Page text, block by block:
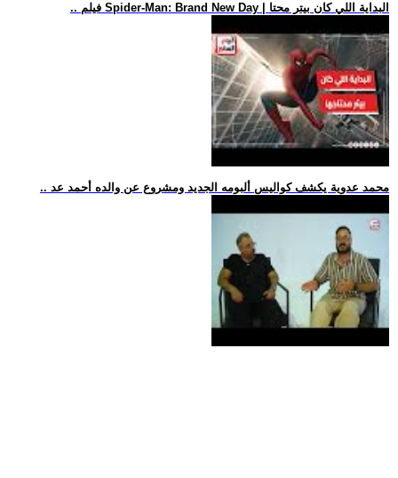
.. فيلم Spider-Man: Brand New Day | البداية اللي كان بيتر محتا
.. محمد عدوية يكشف كواليس ألبومه الجديد ومشروع عن والده أحمد عد